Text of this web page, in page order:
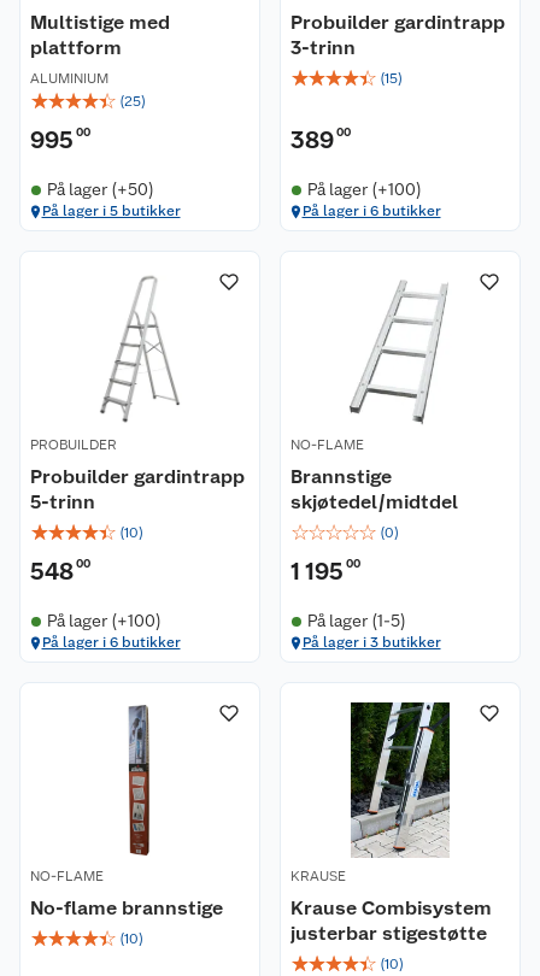
Multistige med
plattform
ALUMINIUM
☆☆☆☆☆ (25)
995 00
På lager (+50)
På lager i 5 butikker
Probuilder gardintrapp
3-trinn
☆☆☆☆☆ (15)
38900
På lager (+100)
På lager i 6 butikker
PROBUILDER
Probuilder gardintrapp
5-trinn
☆☆☆☆☆ (10)
54800
På lager (+100)
På lager i 6 butikker
NO-FLAME
Brannstige
skjøtedel/midtdel
☆☆☆☆☆ (0)
1 195 00
På lager (1-5)
På lager i 3 butikker
NO-FLAME
No-flame brannstige
☆☆☆☆☆ (10)
KRAUSE
Krause Combisystem
justerbar stigestøtte
☆☆☆☆☆ (10)